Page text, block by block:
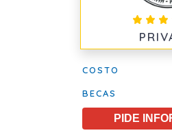
COSTO
BECAS
PIDE